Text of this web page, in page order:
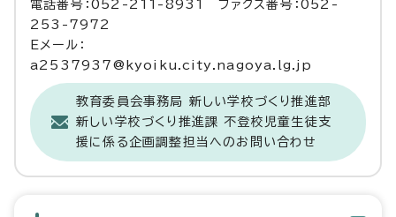
電話番号：052-211-8931 ファクス番号：052-
253-7972
Eメール：
a2537937@kyoiku.city.nagoya.lg.jp
教育委員会事務局 新しい学校づくり推進部
新しい学校づくり推進課 不登校児童生徒支
援に係る企画調整担当へのお問い合わせ